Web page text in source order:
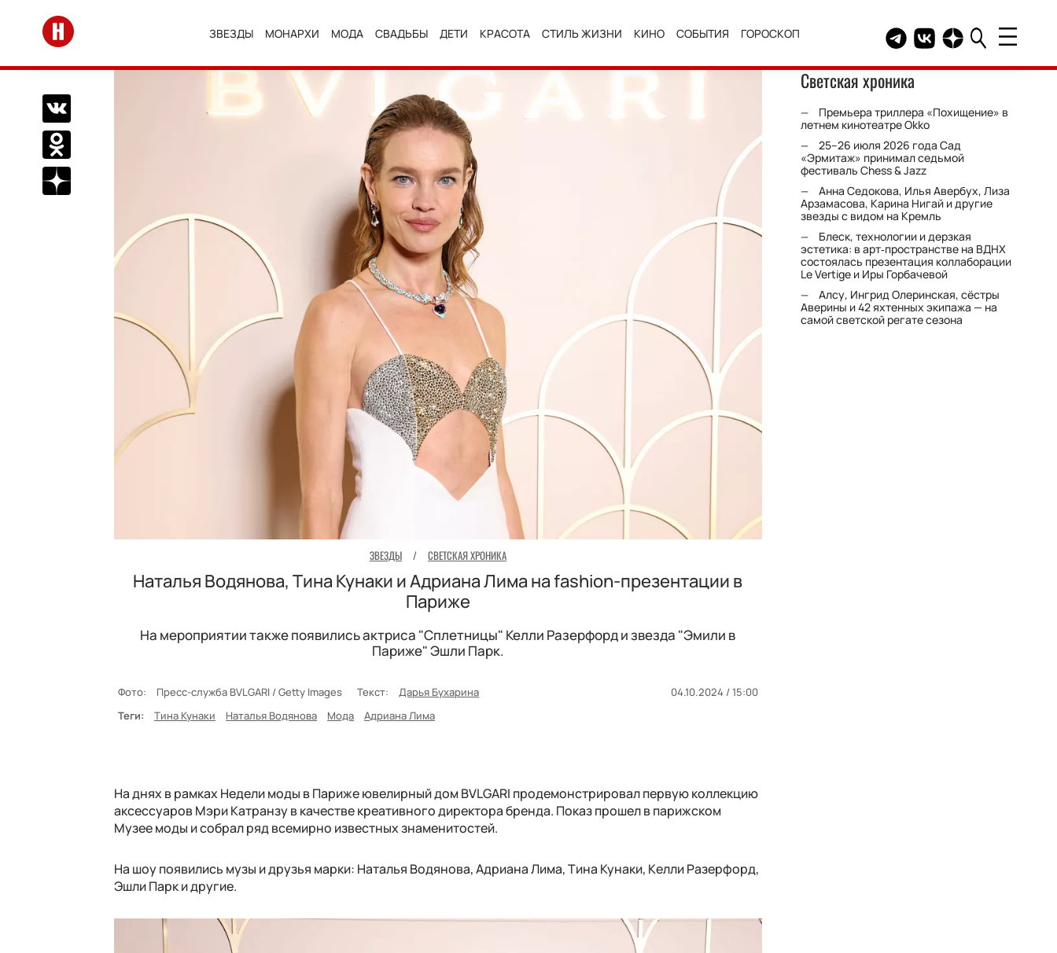
Перейти на главную
ЗВЕЗДЫ МОНАРХИ МОДА СВАДЬБЫ ДЕТИ КРАСОТА СТИЛЬ ЖИЗНИ КИНО СОБЫТИЯ ГОРОСКОП Telegram канал HELLO
Группа HELLO
Канал HELLO в
Поделиться Вконтакте
Поделиться в Одноклассниках
Подписаться на нас в Дзен
ЗВЕЗДЫ / СВЕТСКАЯ ХРОНИКА
Наталья Водянова, Тина Кунаки и Адриана Лима на fashion-презентации в
Париже
На мероприятии также появились актриса "Сплетницы" Келли Разерфорд и звезда "Эмили в
Париже" Эшли Парк.
Фото: Пресс-служба BVLGARI / Getty Images Текст: Дарья Бухарина
04.10.2024 / 15:00
Теги:
Тина Кунаки Наталья Водянова Мода Адриана Лима
На днях в рамках Недели моды в Париже ювелирный дом BVLGARI продемонстрировал первую коллекцию
аксессуаров Мэри Катранзу в качестве креативного директора бренда. Показ прошел в парижском
Музее моды и собрал ряд всемирно известных знаменитостей.
На шоу появились музы и друзья марки: Наталья Водянова, Адриана Лима, Тина Кунаки, Келли Разерфорд,
Эшли Парк и другие.
Светская хроника
Премьера триллера «Похищение» в
летнем кинотеатре Okko
25–26 июля 2026 года Сад
«Эрмитаж» принимал седьмой
фестиваль Chess & Jazz
Анна Седокова, Илья Авербух, Лиза
Арзамасова, Карина Нигай и другие
звезды с видом на Кремль
Блеск, технологии и дерзкая
эстетика: в арт‑пространстве на ВДНХ
состоялась презентация коллаборации
Le Vertige и Иры Горбачевой
Алсу, Ингрид Олеринская, сёстры
Аверины и 42 яхтенных экипажа — на
самой светской регате сезона